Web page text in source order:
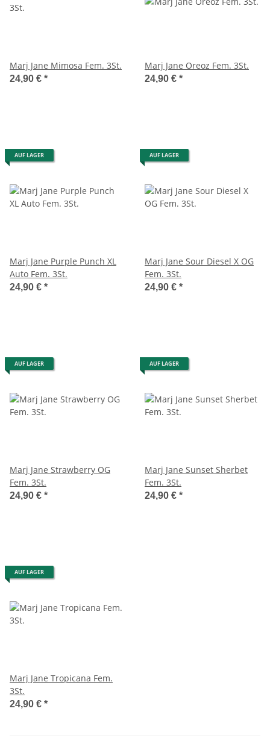
Marj Jane Mimosa Fem. 3St.
24,90 € *
Marj Jane Oreoz Fem. 3St.
24,90 € *
AUF LAGER
Marj Jane Purple Punch XL
Auto Fem. 3St.
24,90 € *
AUF LAGER
Marj Jane Sour Diesel X OG
Fem. 3St.
24,90 € *
AUF LAGER
Marj Jane Strawberry OG
Fem. 3St.
24,90 € *
AUF LAGER
Marj Jane Sunset Sherbet
Fem. 3St.
24,90 € *
AUF LAGER
Marj Jane Tropicana Fem.
3St.
24,90 € *